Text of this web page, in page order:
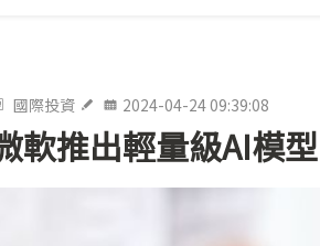
國際投資 2024-04-24 09:39:08
軟推出輕量級AI模